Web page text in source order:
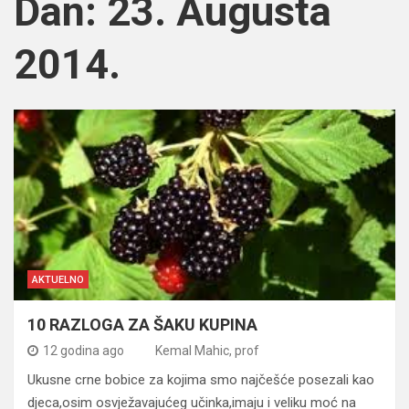
Dan: 23. Augusta
2014.
AKTUELNO
10 RAZLOGA ZA ŠAKU KUPINA
12 godina ago Kemal Mahic, prof
Ukusne crne bobice za kojima smo najčešće posezali kao
djeca,osim osvježavajućeg učinka,imaju i veliku moć na